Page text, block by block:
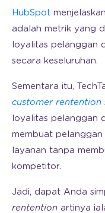
HubSpot
adalah metrik yang
loyalitas pelanggan
secara keseluruhan.
Sementara itu,
customer rentention
loyalitas pelanggan
membuat
layanan tanpa
kompetitor.
Jadi, dapat Anda
rentention artinya